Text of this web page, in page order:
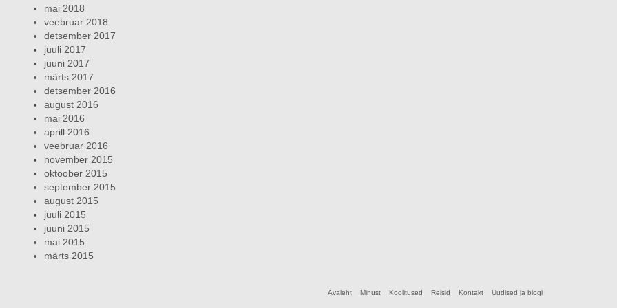
mai 2018
veebruar 2018
detsember 2017
juuli 2017
juuni 2017
märts 2017
detsember 2016
august 2016
mai 2016
aprill 2016
veebruar 2016
november 2015
oktoober 2015
september 2015
august 2015
juuli 2015
juuni 2015
mai 2015
märts 2015
Avaleht Minust Koolitused Reisid Kontakt Uudised ja blogi